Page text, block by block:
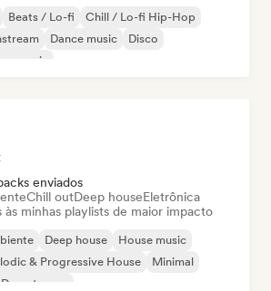
Beats / Lo-fi
Chill / Lo-fi Hip-Hop
Dance music
Disco
music
enviados
Chill outDeep houseEletrônica
às minhas playlists de maior impacto
Deep house
House music
& Progressive House
Minimal